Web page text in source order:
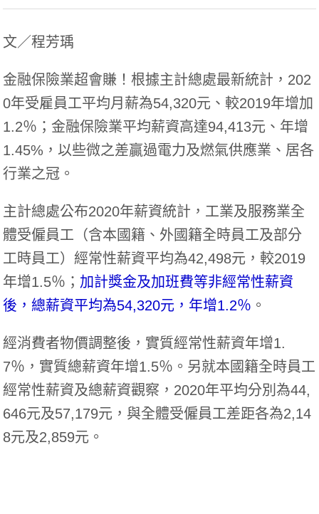
文／程芳瑀
金融保險業超會賺！根據主計總處最新統計，202
0年受雇員工平均月薪為54,320元、較2019年增加
1.2％；金融保險業平均薪資高達94,413元、年增
1.45%，以些微之差贏過電力及燃氣供應業、居各
行業之冠。
主計總處公布2020年薪資統計，工業及服務業全
體受僱員工（含本國籍、外國籍全時員工及部分
工時員工）經常性薪資平均為42,498元，較2019
年增1.5％； 加計獎金及加班費等非經常性薪資
後，總薪資平均為54,320元，年增1.2％ 。
經消費者物價調整後，實質經常性薪資年增1.
7％，實質總薪資年增1.5％。另就本國籍全時員工
經常性薪資及總薪資觀察，2020年平均分別為44,
646元及57,179元，與全體受僱員工差距各為2,14
8元及2,859元。